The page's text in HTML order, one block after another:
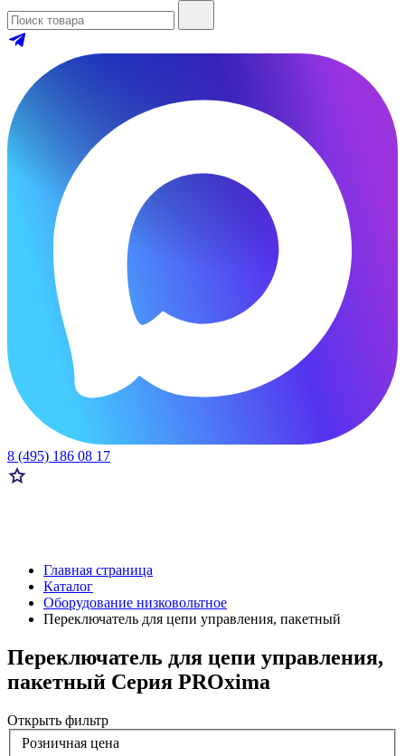
8 (495) 186 08 17
Главная страница
Каталог
Оборудование низковольтное
Переключатель для цепи управления, пакетный
Переключатель для цепи управления,
пакетный Серия PROxima
Открыть фильтр
Розничная цена